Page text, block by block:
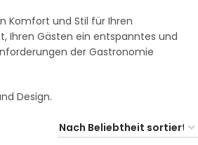
Komfort und Stil für Ihren
Ihren Gästen ein entspanntes und
der Gastronomie
Design.